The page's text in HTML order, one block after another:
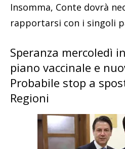
Insomma, Conte dovrà
rapportarsi con i singoli
Speranza mercoledì
piano vaccinale e
Probabile stop a
Regioni